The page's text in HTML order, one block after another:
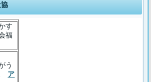
す
福
う
ア